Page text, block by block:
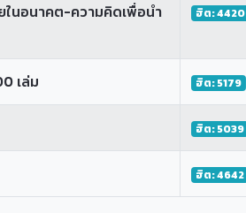
นอนาคต-ความคิดเพื่อนำ
ฮิต: 4420
เล่ม ฮิต: 5179
ฮิต: 5039
ฮิต: 4642